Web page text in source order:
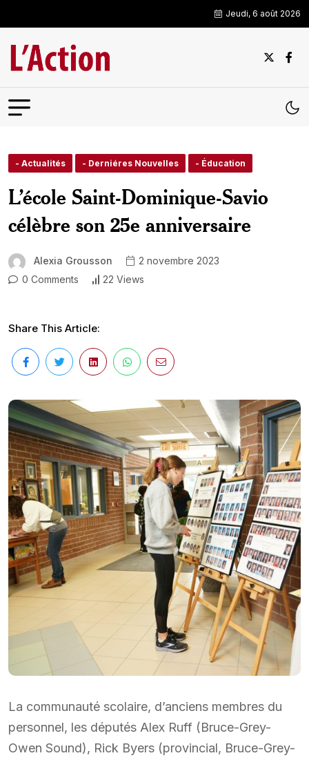
Jeudi, 6 août 2026
- Actualités - Derniéres Nouvelles - Éducation
L’école Saint-Dominique-Savio
célèbre son 25e anniversaire
Alexia Grousson
2 novembre 2023
0 Comments
22 Views
Share This Article:
La communauté scolaire, d’anciens membres du
personnel, les députés Alex Ruff (Bruce-Grey-
Owen Sound), Rick Byers (provincial, Bruce-Grey-